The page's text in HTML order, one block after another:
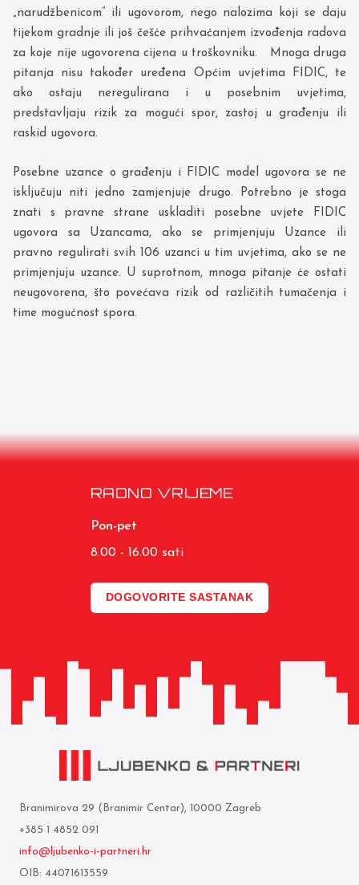
„narudžbenicom“ ili ugovorom, nego nalozima koji se daju
tijekom gradnje ili još češće prihvaćanjem izvođenja radova
za koje nije ugovorena cijena u troškovniku. Mnoga druga
pitanja nisu također uređena Općim uvjetima FIDIC, te
ako ostaju neregulirana i u posebnim uvjetima,
predstavljaju rizik za mogući spor, zastoj u građenju ili
raskid ugovora.
Posebne uzance o građenju i FIDIC model ugovora se ne
isključuju niti jedno zamjenjuje drugo. Potrebno je stoga
znati s pravne strane uskladiti posebne uvjete FIDIC
ugovora sa Uzancama, ako se primjenjuju Uzance ili
pravno regulirati svih 106 uzanci u tim uvjetima, ako se ne
primjenjuju uzance. U suprotnom, mnoga pitanje će ostati
neugovorena, što povećava rizik od različitih tumačenja i
time mogućnost spora.
RADNO VRIJEME
Pon-pet
8.00 - 16.00 sati
DOGOVORITE SASTANAK
Branimirova 29 (Branimir Centar), 10000 Zagreb
+385 1 4852 091
info@ljubenko-i-partneri.hr
OIB: 44071613559